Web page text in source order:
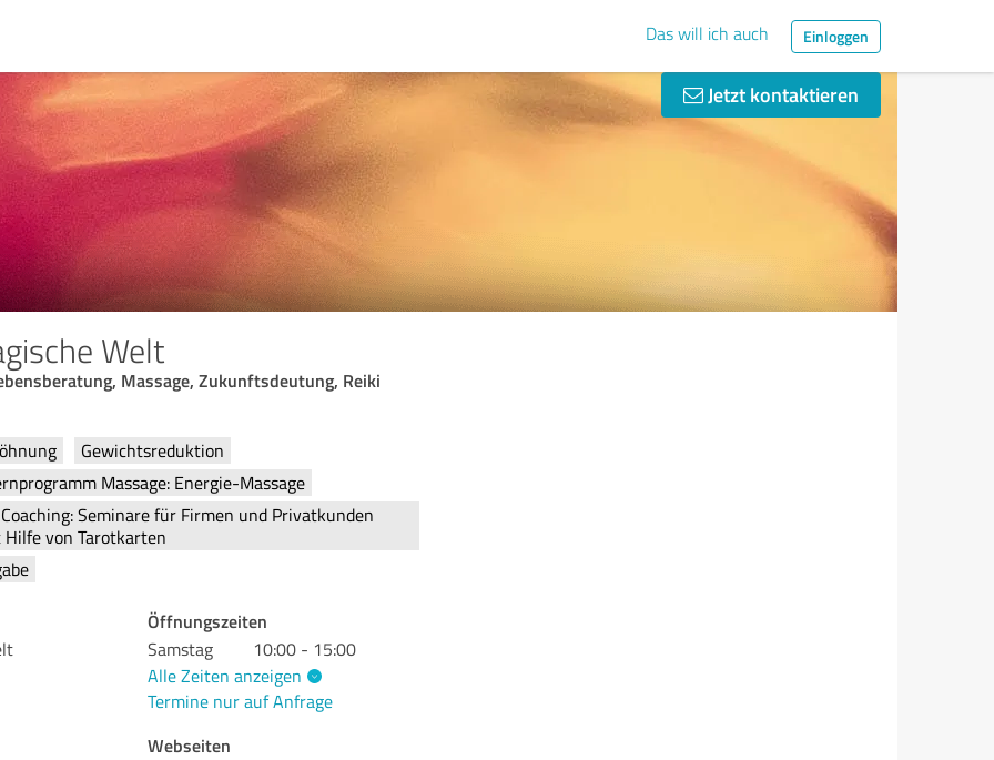
Das will ich auch Einloggen
Jetzt kontaktieren
Welt
Massage, Zukunftsdeutung, Reiki
Gewichtsreduktion
Massage: Energie-Massage
Seminare für Firmen und Privatkunden
von Tarotkarten
Öffnungszeiten
Samstag
10:00 - 15:00
Alle Zeiten anzeigen
Termine nur auf Anfrage
Webseiten